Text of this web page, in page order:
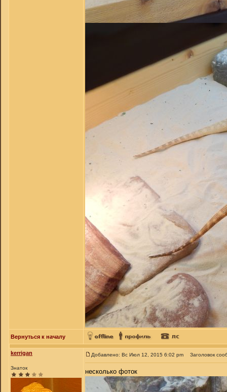
Вернуться к началу
kerrigan
Знаток
Добавлено: Вс Июл 12, 2015 6:02 pm Заголовок
несколько фоток